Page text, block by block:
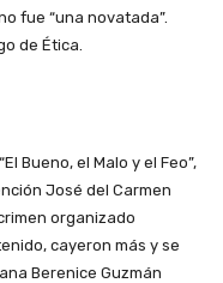
fue “una novatada”.
de Ética.
Bueno, el Malo y el Feo”,
José del Carmen
organizado
cayeron más y se
Berenice Guzmán